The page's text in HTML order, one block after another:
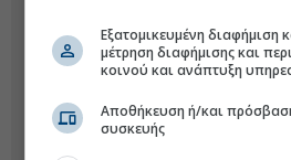
Εξατομικευμένη διαφήμιση
μέτρηση διαφήμισης και
κοινού και ανάπτυξη
Αποθήκευση ή/και
συσκευής